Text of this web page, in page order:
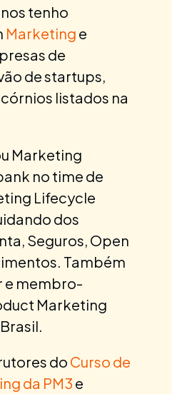
tenho
Marketing e
de
de startups,
listados na
Marketing
no time de
Lifecycle
dos
Seguros, Open
Também
e membro-
Marketing
do Curso de
da PM3 e